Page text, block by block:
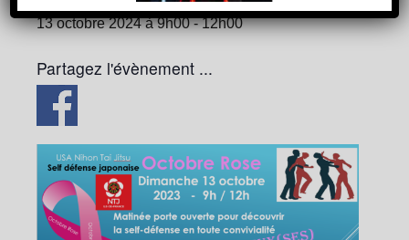
13 octobre 2024 à 9h00-12h00
Partagez l'évènement ...